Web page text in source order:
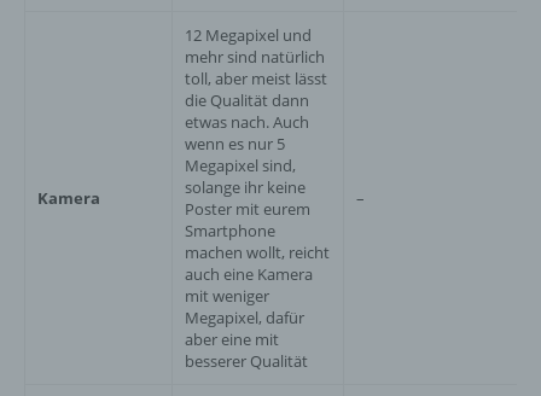
Kamera
12 Megapixel und
mehr sind natürlich
toll, aber meist lässt
die Qualität dann
etwas nach. Auch
wenn es nur 5
Megapixel sind,
solange ihr keine
Poster mit eurem
Smartphone
machen wollt, reicht
auch eine Kamera
mit weniger
Megapixel, dafür
aber eine mit
besserer Qualität
–